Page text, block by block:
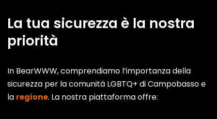
La tua sicurezza è la nostra
priorità
In BearWWW, comprendiamo l’importanza della
sicurezza per la comunità LGBTQ+ di Campobasso e
la regione. La nostra piattaforma offre: